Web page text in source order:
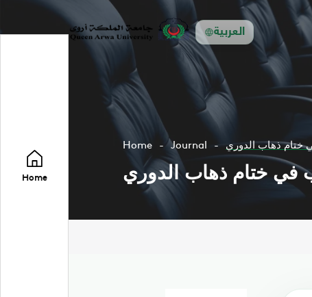
العربية
Home
Home Journal ختام ذهاب الدوري
في ختام ذهاب الدوري